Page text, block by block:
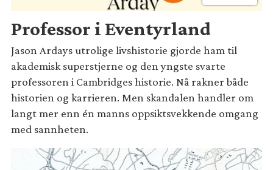
Professor i Eventyrland
Jason Ardays utrolige livshistorie gjorde ham til
akademisk superstjerne og den yngste svarte
professoren i Cambridges historie. Nå rakner både
historien og karrieren. Men skandalen handler om
langt mer enn én manns oppsiktsvekkende omgang
med sannheten.